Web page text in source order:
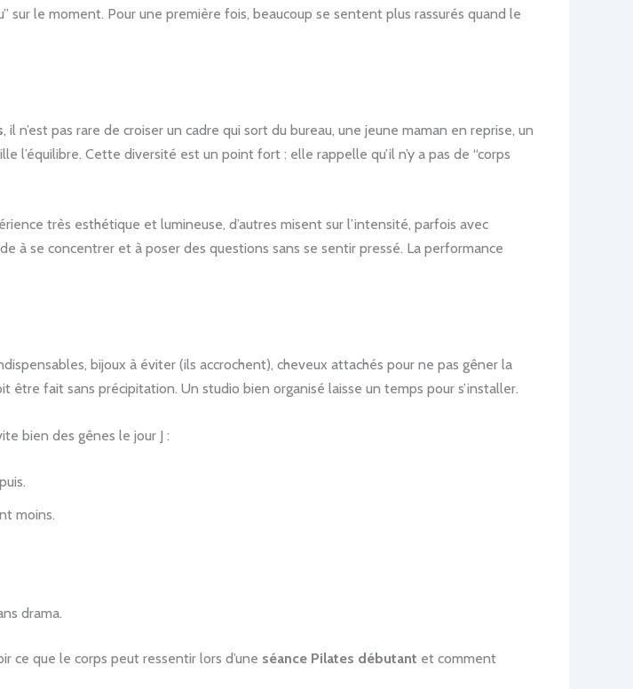
sur le moment. Pour une première fois, beaucoup se sentent plus rassurés quand le
, il n’est pas rare de croiser un cadre qui sort du bureau, une jeune maman en reprise, un
l’équilibre. Cette diversité est un point fort : elle rappelle qu’il n’y a pas de “corps
très esthétique et lumineuse, d’autres misent sur l’intensité, parfois avec
à se concentrer et à poser des questions sans se sentir pressé. La performance
bijoux à éviter (ils accrochent), cheveux attachés pour ne pas gêner la
fait sans précipitation. Un studio bien organisé laisse un temps pour s’installer.
bien des gênes le jour J :
moins.
drama.
ce que le corps peut ressentir lors d’une séance Pilates débutant et comment